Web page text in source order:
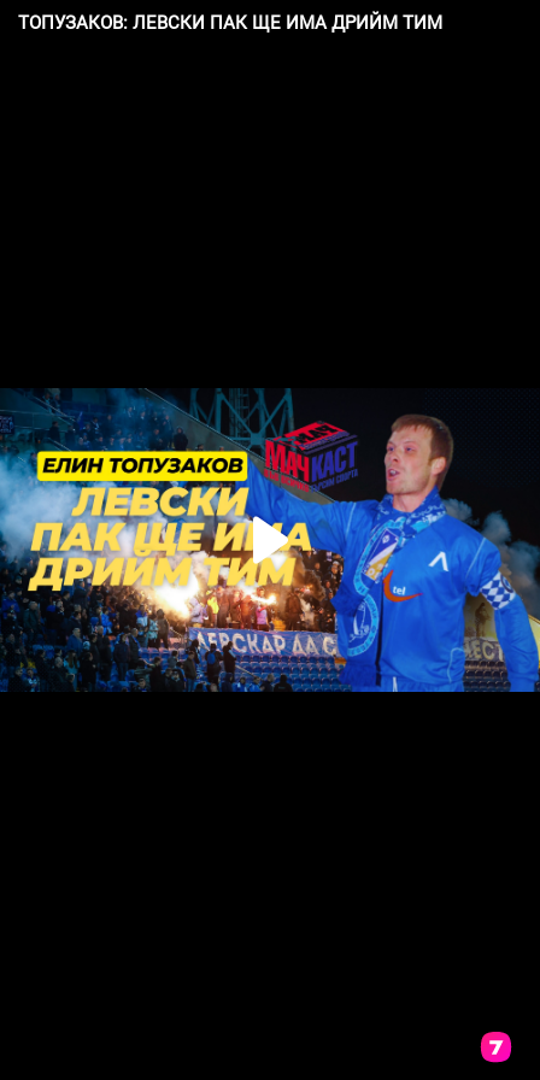
ТОПУЗАКОВ: ЛЕВСКИ ПАК ЩЕ ИМА ДРИЙМ ТИМ